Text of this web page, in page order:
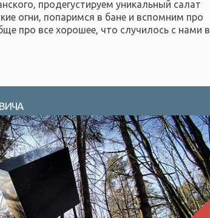
продегустируем уникальный салат
огни, попаримся в бане и вспомним про
про все хорошее, что случилось с нами в